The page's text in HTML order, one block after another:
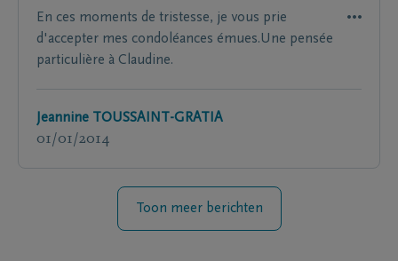
En ces moments de tristesse, je vous prie
d'accepter mes condoléances émues.Une pensée
particulière à Claudine.
Jeannine TOUSSAINT-GRATIA
01/01/2014
Toon meer berichten